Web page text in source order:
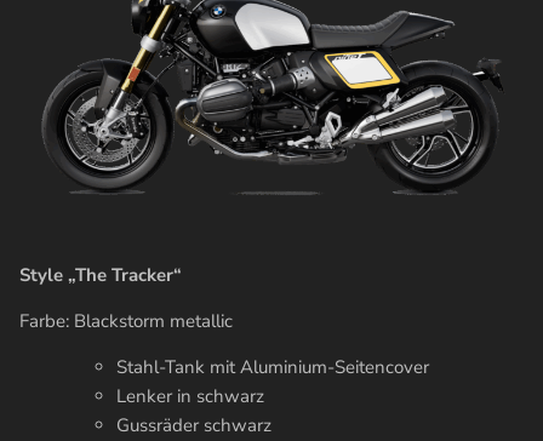
Style „The Tracker“
Farbe: Blackstorm metallic
Stahl-Tank mit Aluminium-Seitencover
Lenker in schwarz
Gussräder schwarz